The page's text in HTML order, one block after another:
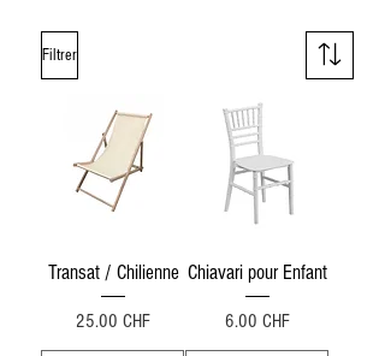
Filtrer
Transat / Chilienne
Prix
25.00 CHF
Chiavari pour Enfant
Prix
6.00 CHF